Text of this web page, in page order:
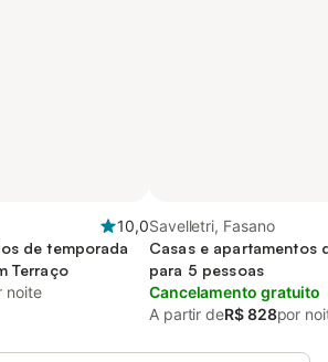
10,0
de temporada
Terraço
noite
Savelletri, Fasano
Casas e apartamentos
para 5 pessoas
Cancelamento gratuito
A partir deR$ 828por